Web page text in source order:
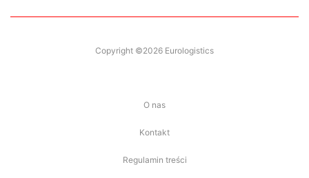
Copyright ©2026 Eurologistics
O nas
Kontakt
Regulamin treści